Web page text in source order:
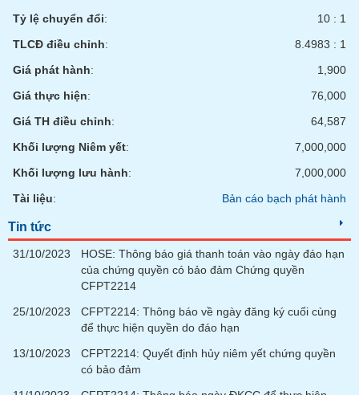
Tỷ lệ chuyển đổi:
10 : 1
TLCĐ điều chỉnh:
8.4983 : 1
Giá phát hành:
1,900
Giá thực hiện:
76,000
Giá TH điều chỉnh:
64,587
Khối lượng Niêm yết:
7,000,000
Khối lượng lưu hành:
7,000,000
Tài liệu: Bản cáo bạch phát hành
Tin tức
31/10/2023
HOSE: Thông báo giá thanh toán vào ngày đáo hạn
của chứng quyền có bảo đảm Chứng quyền
CFPT2214
25/10/2023
CFPT2214: Thông báo về ngày đăng ký cuối cùng
để thực hiện quyền do đáo hạn
13/10/2023
CFPT2214: Quyết định hủy niêm yết chứng quyền
có bảo đảm
tài
chính
Công
đầu
Truyền
thông